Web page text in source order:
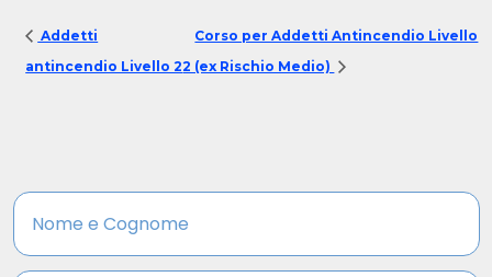
Addetti
antincendio Livello 2
Corso per Addetti Antincendio Livello
2 (ex Rischio Medio)